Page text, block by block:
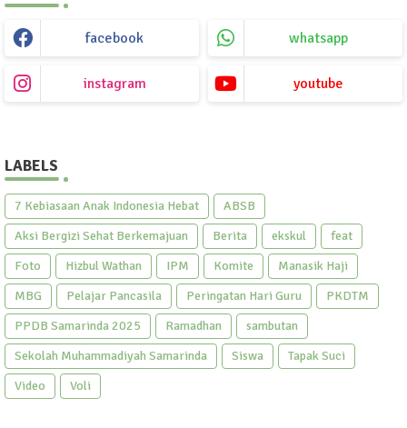
facebook whatsapp
instagram youtube
LABELS
7 Kebiasaan Anak Indonesia Hebat
ABSB
Aksi Bergizi Sehat Berkemajuan
Berita ekskul
feat
Foto
Hizbul Wathan IPM Komite
Manasik Haji
MBG
Pelajar Pancasila Peringatan Hari Guru
PKDTM
PPDB Samarinda 2025
Ramadhan
sambutan
Sekolah Muhammadiyah Samarinda
Siswa
Tapak Suci
Video
Voli